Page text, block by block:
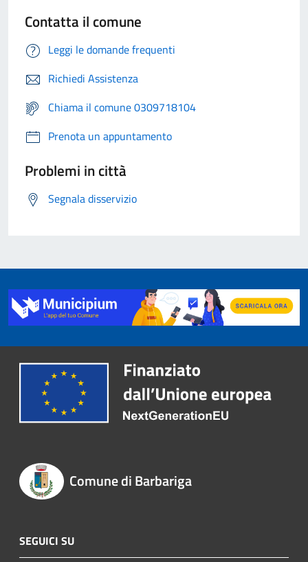
Contatta il comune
Leggi le domande frequenti
Richiedi Assistenza
Chiama il comune 0309718104
Prenota un appuntamento
Problemi in città
Segnala disservizio
Comune di Barbariga
SEGUICI SU